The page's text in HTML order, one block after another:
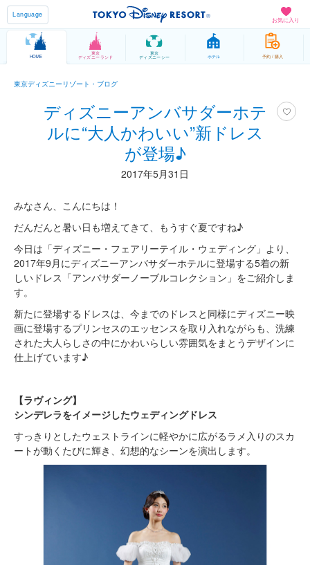
お気に入り
Language
HOME
東京
ディズニーランド
東京
ディズニーシー ホテル 予約 / 購入
東京ディズニーリゾート・ブログ
ディズニーアンバサダーホテ
ルに“大人かわいい”新ドレス
が登場♪
2017年5月31日
みなさん、こんにちは！
だんだんと暑い日も増えてきて、もうすぐ夏ですね♪
今日は「ディズニー・フェアリーテイル・ウェディング」より、
2017年9月にディズニーアンバサダーホテルに登場する5着の新
しいドレス「アンバサダーノーブルコレクション」をご紹介しま
す。
新たに登場するドレスは、今までのドレスと同様にディズニー映
画に登場するプリンセスのエッセンスを取り入れながらも、洗練
された大人らしさの中にかわいらしい雰囲気をまとうデザインに
仕上げています♪
【ラヴィング】
シンデレラをイメージしたウェディングドレス
すっきりとしたウェストラインに軽やかに広がるラメ入りのスカ
ートが動くたびに輝き、幻想的なシーンを演出します。